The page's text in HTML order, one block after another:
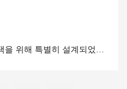
위해 특별히 설계되었습
된 스토리지 요구를 충족시